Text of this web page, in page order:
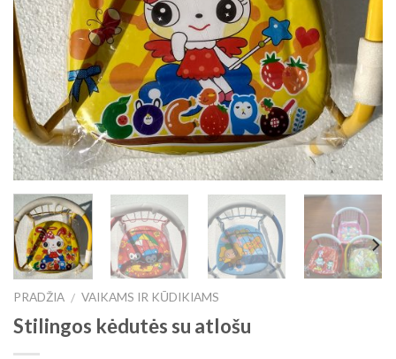
PRADŽIA / VAIKAMS IR KŪDIKIAMS
Stilingos kėdutės su atlošu